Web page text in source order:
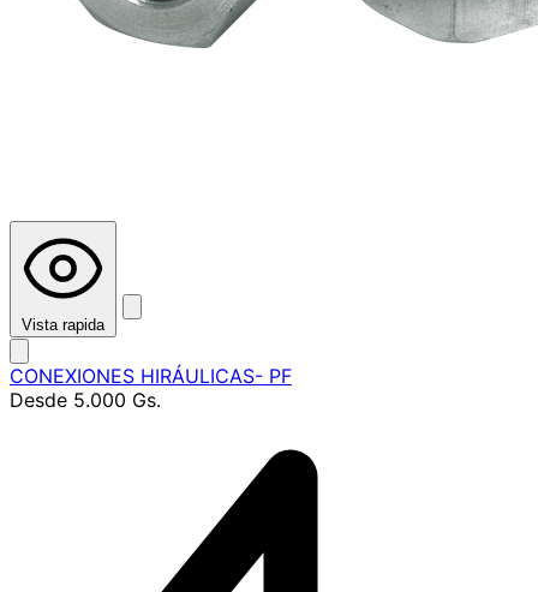
Vista rapida
CONEXIONES HIRÁULICAS- PF
Desde 5.000 Gs.